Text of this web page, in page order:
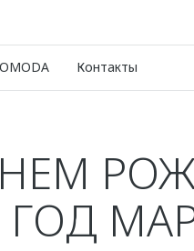
Контакты
ГОД